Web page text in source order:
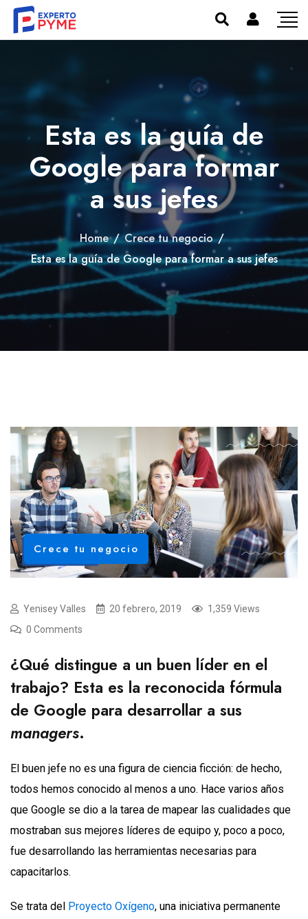
Esta es la guía de
Google para formar
a sus jefes
Home / Crece tu negocio /
Esta es la guía de Google para formar a sus jefes
Crece tu negocio
Yenisey Valles 20 febrero, 2019
1,359 Views
0 Comments
¿Qué distingue a un buen líder en el
trabajo? Esta es la reconocida fórmula
de Google para desarrollar a sus
managers.
El buen jefe no es una figura de ciencia ficción: de hecho,
todos hemos conocido al menos a uno. Hace varios años
que Google se dio a la tarea de mapear las cualidades que
mostraban sus mejores líderes de equipo y, poco a poco,
fue desarrollando las herramientas necesarias para
capacitarlos.
Se trata del Proyecto Oxígeno, una iniciativa permanente